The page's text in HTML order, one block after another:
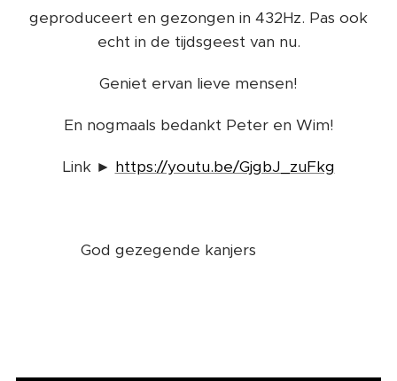
geproduceert en gezongen in 432Hz. Pas ook
echt in de tijdsgeest van nu.
Geniet ervan lieve mensen!
En nogmaals bedankt Peter en Wim!
Link ► https://youtu.be/GjgbJ_zuFkg
God gezegende kanjers 🙏❤️🌈